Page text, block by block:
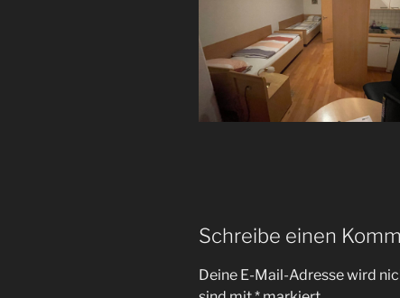
Schreibe einen
Deine E-Mail-Adresse wird